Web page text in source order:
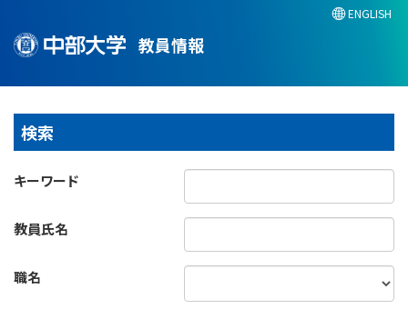
教員情報
ENGLISH
検索
キーワード
教員氏名
職名